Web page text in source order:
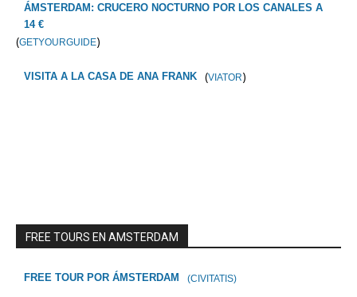
ÁMSTERDAM: CRUCERO NOCTURNO POR LOS CANALES A
14 €
(GETYOURGUIDE)
VISITA A LA CASA DE ANA FRANK (VIATOR)
FREE TOURS EN AMSTERDAM
FREE TOUR POR ÁMSTERDAM (CIVITATIS)